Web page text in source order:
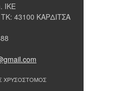
ΙΚΕ
43100 ΚΑΡΔΙΤΣΑ
ΧΡΥΣΟΣΤΟΜΟΣ